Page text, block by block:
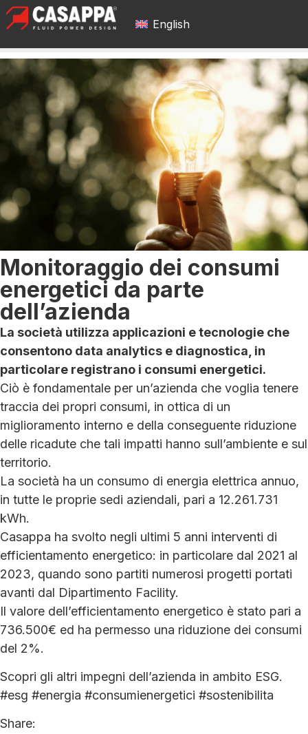
English
Monitoraggio dei consumi
energetici da parte
dell’azienda
La società utilizza applicazioni e tecnologie che
consentono data analytics e diagnostica, in
particolare registrano i consumi energetici.
Ciò è fondamentale per un’azienda che voglia tenere
traccia dei propri consumi, in ottica di un
miglioramento interno e della conseguente riduzione
delle ricadute che tali impatti hanno sull’ambiente e sul
territorio.
La società ha un consumo di energia elettrica annuo,
in tutte le proprie sedi aziendali, pari a 12.261.731
kWh.
Casappa ha svolto negli ultimi 5 anni interventi di
efficientamento energetico: in particolare dal 2021 al
2023, quando sono partiti numerosi progetti portati
avanti dal Dipartimento Facility.
Il valore dell’efficientamento energetico è stato pari a
736.500€ ed ha permesso una riduzione dei consumi
del 2%.
Scopri gli altri impegni dell’azienda in ambito ESG.
#esg #energia #consumienergetici #sostenibilita
Share: